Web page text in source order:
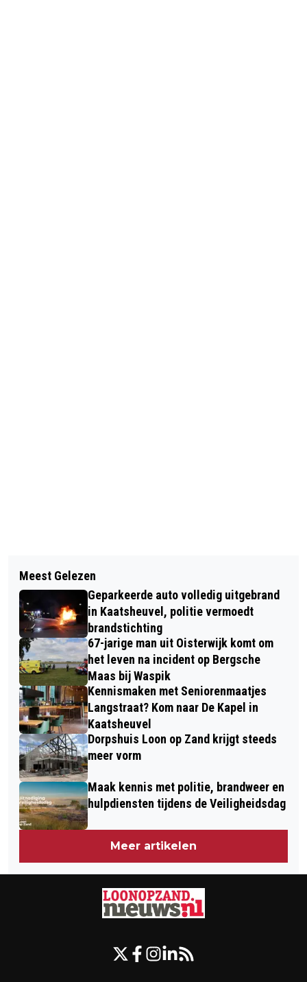
BESCHONKEN BESTUURDER
VEROORZAAKT ZWARE CRASH OP
MIDDEN-BRABANTWEG
LOKALE ONDERNEMERS IN DE REGIO
KLAAR VOOR DE DIGITALE TOEKOMST
Meest Gelezen
Geparkeerde auto volledig uitgebrand
in Kaatsheuvel, politie vermoedt
brandstichting
67-jarige man uit Oisterwijk komt om
het leven na incident op Bergsche
Maas bij Waspik
Kennismaken met Seniorenmaatjes
Langstraat? Kom naar De Kapel in
Kaatsheuvel
Dorpshuis Loon op Zand krijgt steeds
meer vorm
Maak kennis met politie, brandweer en
hulpdiensten tijdens de Veiligheidsdag
Meer artikelen